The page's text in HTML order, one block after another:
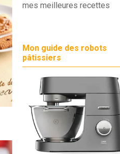
mes meilleures recettes
Mon guide des robots
pâtissiers